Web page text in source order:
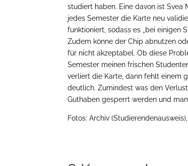
studiert haben. Eine davon ist Svea
jedes Semester die Karte neu
funktioniert, sodass es „bei einigen
Zudem könne der Chip abnutzen
für nicht akzeptabel. Ob diese
Semester meinen frischen
verliert die Karte, dann fehlt einem
deutlich. Zumindest was den
Guthaben gesperrt werden und
Fotos: Archiv